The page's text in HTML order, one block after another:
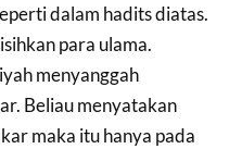
dalam hadits diatas.
para ulama.
menyanggah
Beliau menyatakan
maka itu hanya pada